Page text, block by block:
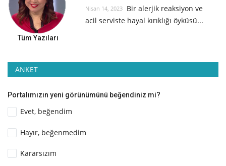
Nisan 14, 2023 Bir alerjik reaksiyon ve
acil serviste hayal kırıklığı öyküsü...
Tüm Yazıları
ANKET
Portalımızın yeni görünümünü beğendiniz mi?
Evet, beğendim
Hayır, beğenmedim
Kararsızım